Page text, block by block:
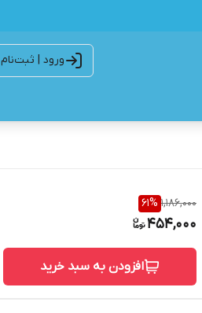
ورود | ثبت‌نام
1,186,000
61%
454,000
افزودن به سبد خرید